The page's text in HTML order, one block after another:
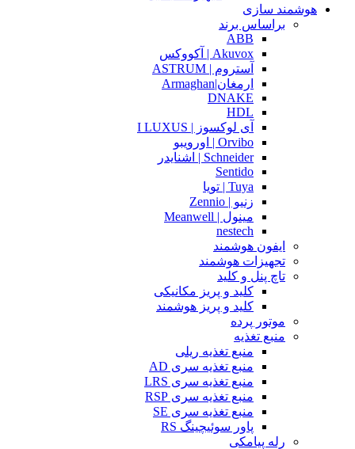
هوشمند سازی
براساس برند
ABB
Akuvox | آکووکس
آستروم | ASTRUM
ارمغان|Armaghan
DNAKE
HDL
آی لوکسوز | I LUXUS
Orvibo | اورویبو
Schneider | اشنایدر
Sentido
Tuya | تویا
زنیو | Zennio
مینول | Meanwell
nestech
ایفون هوشمند
تجهیزات هوشمند
تاچ پنل و کلید
کلید و پریز مکانیکی
کلید و پریز هوشمند
موتور پرده
منبع تغذیه
منبع تغذیه ریلی
منبع تغذیه سری AD
منبع تغذیه سری LRS
منبع تغذیه سری RSP
منبع تغذیه سری SE
پاور سوئیچینگ RS
رله پیامکی